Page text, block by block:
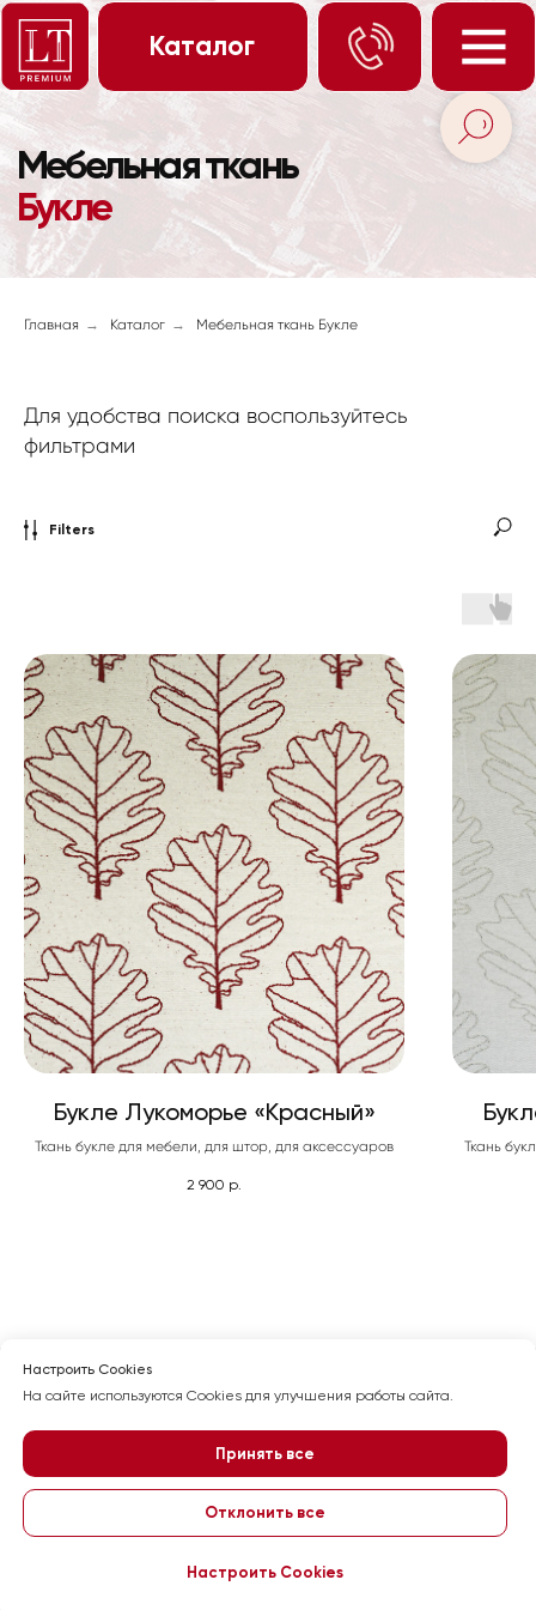
Каталог
Скачать каталог
Контакты
Публикации
Образцы
Мебельная ткань
Букле
Главная → Каталог → Мебельная ткань Букле
Для удобства поиска воспользуйтесь
фильтрами
Filters
Букле Лукоморье «Красный»
Ткань букле для мебели, для штор, для аксессуаров
2 900 р.
Ткань
конфиденциальности
Настроить Cookies
На сайте используются Cookies для улучшения работы сайта.
Принять все
Отклонить все
Настроить Cookies